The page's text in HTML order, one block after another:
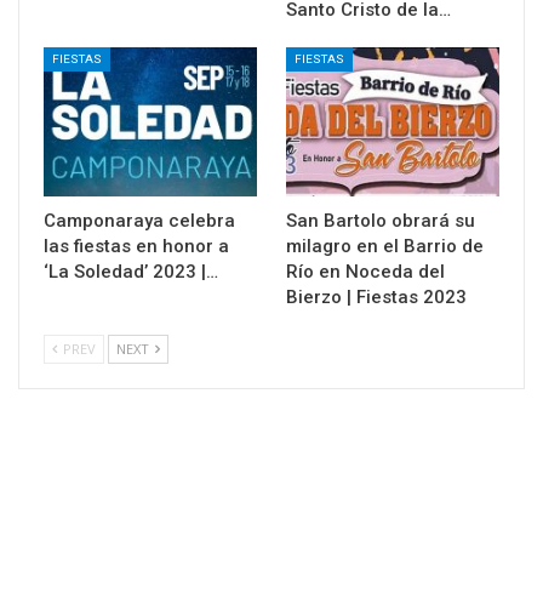
Santo Cristo de la…
FIESTAS
Camponaraya celebra
las fiestas en honor a
‘La Soledad’ 2023 |…
FIESTAS
San Bartolo obrará su
milagro en el Barrio de
Río en Noceda del
Bierzo | Fiestas 2023
PREV NEXT